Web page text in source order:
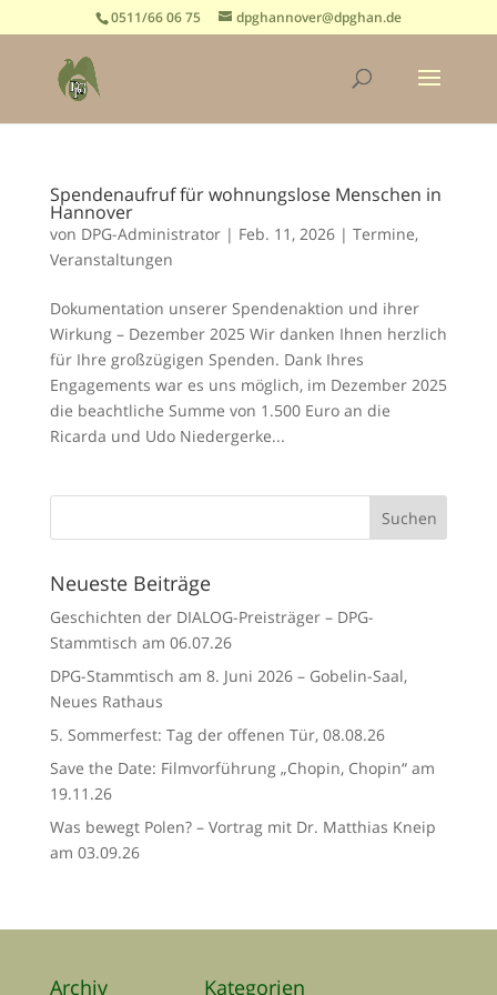
0511/66 06 75 dpghannover@dpghan.de
Spendenaufruf für wohnungslose Menschen in
Hannover
von DPG-Administrator| Feb. 11, 2026| Termine,
Veranstaltungen
Dokumentation unserer Spendenaktion und ihrer
Wirkung – Dezember 2025 Wir danken Ihnen herzlich
für Ihre großzügigen Spenden. Dank Ihres
Engagements war es uns möglich, im Dezember 2025
die beachtliche Summe von 1.500 Euro an die
Ricarda und Udo Niedergerke...
Neueste Beiträge
Geschichten der DIALOG-Preisträger – DPG-
Stammtisch am 06.07.26
DPG-Stammtisch am 8. Juni 2026 – Gobelin-Saal,
Neues Rathaus
5. Sommerfest: Tag der offenen Tür, 08.08.26
Save the Date: Filmvorführung „Chopin, Chopin“ am
19.11.26
Was bewegt Polen? – Vortrag mit Dr. Matthias Kneip
am 03.09.26
Archiv Kategorien